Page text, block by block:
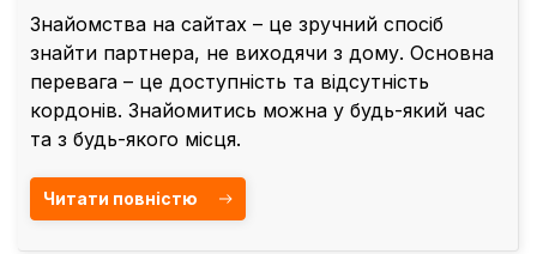
Знайомства на сайтах – це зручний спосіб
знайти партнера, не виходячи з дому. Основна
перевага – це доступність та відсутність
кордонів. Знайомитись можна у будь-який час
та з будь-якого місця.
Читати повністю